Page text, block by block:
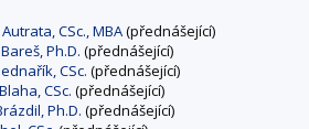
CSc., MBA(přednášející)
Ph.D. (přednášející)
CSc. (přednášející)
CSc. (přednášející)
Ph.D. (přednášející)